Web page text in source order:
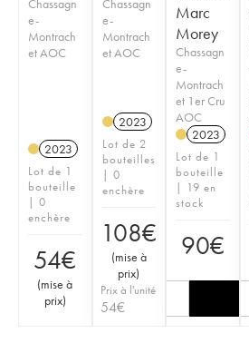
Chassagn
e-
Montrach
et AOC
2023
Lot de 1
bouteille
| 0
enchère
54€
(mise à
prix)
Chassagn
e-
Montrach
et AOC
2023
Lot de 2
bouteilles
| 0
enchère
108€
(mise à
prix)
Prix à l'unité
54€
Marc
Morey
Chassagn
e-
Montrach
et 1er Cru
AOC
2023
Lot de 1
bouteille
| 19 en
stock
90€